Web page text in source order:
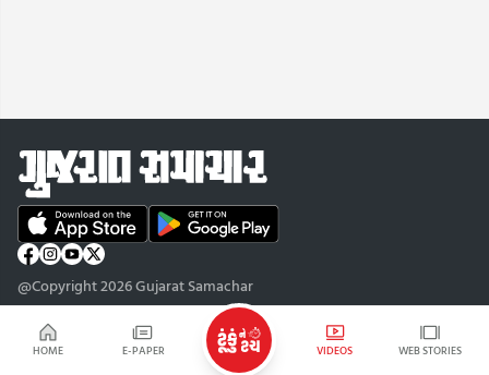
HOME E-PAPER VIDEOS WEB STORIES
@Copyright 2026 Gujarat Samachar